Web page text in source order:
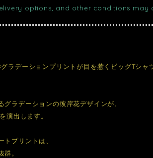
options, and other conditions may
ラデーションプリントが目を惹くビッグTシャ
ラデーションの彼岸花デザインが、
演出します。
プリントは、
。